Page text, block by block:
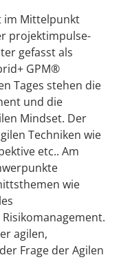
im Mittelpunkt
projektimpulse-
gefasst als
GPM®
Tages stehen die
und die
Mindset. Der
Techniken wie
etc.. Am
wie
agilen,
Frage der Agilen